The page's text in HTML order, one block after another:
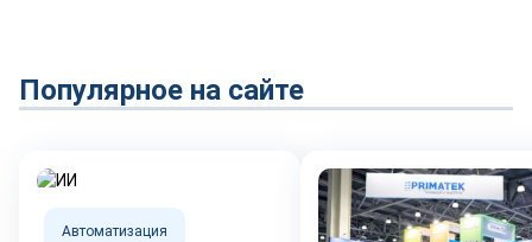
Популярное на сайте
Автоматизация